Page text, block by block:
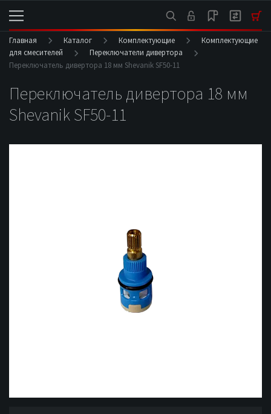
Главная Каталог Комплектующие
Комплектующие
для смесителей
Переключатели дивертора
Переключатель дивертора 18 мм Shevanik SF50-11
Переключатель дивертора 18 мм
Shevanik SF50-11